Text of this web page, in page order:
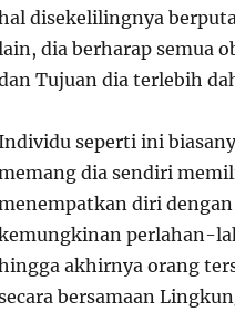
disekelilingnya
dia berharap semua
Tujuan dia terlebih
seperti ini
dia sendiri
diri
perlahan-
akhirnya orang
bersamaan